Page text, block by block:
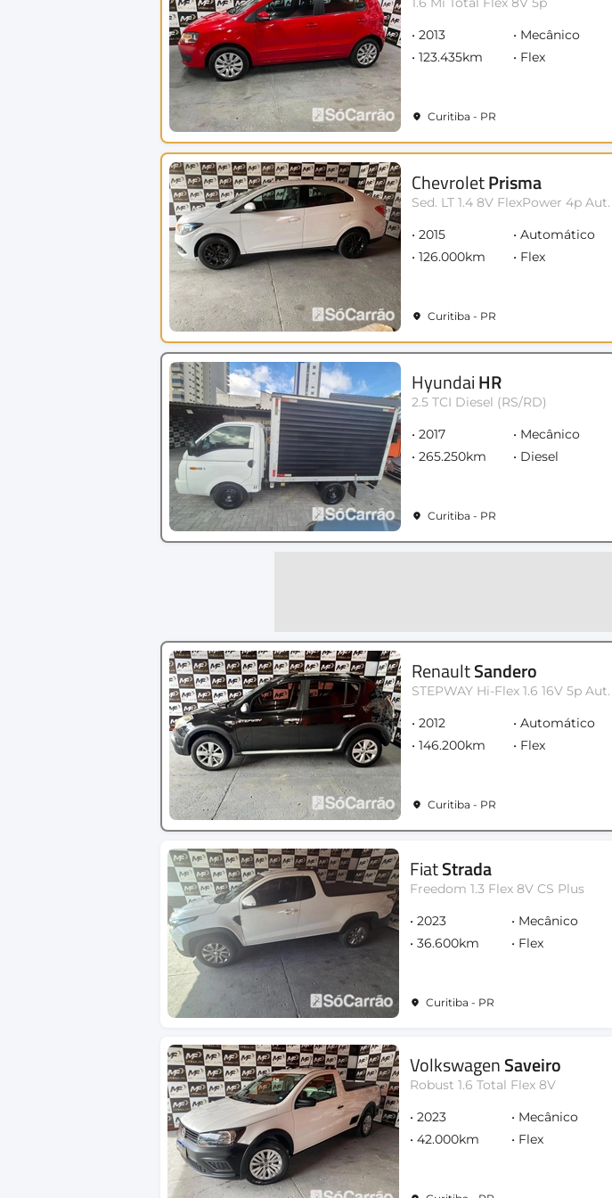
2013
Mecânico
123.435km
Flex
Curitiba - PR
ChevroletPrisma
Sed. LT 1.4 8V FlexPower 4p Aut.
2015
Automático
126.000km
Flex
Curitiba - PR
HyundaiHR
2.5 TCI Diesel (RS/RD)
2017
Mecânico
265.250km
Diesel
Curitiba - PR
RenaultSandero
STEPWAY Hi-Flex 1.6 16V 5p Aut.
2012
Automático
146.200km
Flex
Curitiba - PR
FiatStrada
Freedom 1.3 Flex 8V CS Plus
2023
Mecânico
36.600km
Flex
Curitiba - PR
VolkswagenSaveiro
Robust 1.6 Total Flex 8V
2023
Mecânico
42.000km
Flex